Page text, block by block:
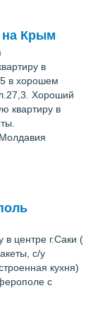
Крым
в
в хорошем
Хороший
квартиру в
в центре г.Саки (
с/у
кухня)
с